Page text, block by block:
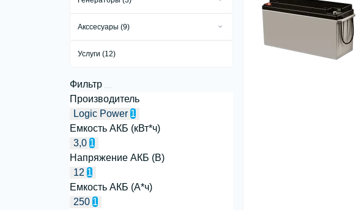
энергии (13)
Дизельные генераторы (1)
Акссесуары (9)
Аксессуары для аккумуляторов (6)
Крепление для солнечных панелей (0)
Система защиты СЭС (0)
Услуги (12)
Фильтр
Производитель
Logic Power 1
Емкость АКБ (кВт*ч)
3,0 1
Напряжение АКБ (В)
12 1
Емкость АКБ (А*ч)
250 1